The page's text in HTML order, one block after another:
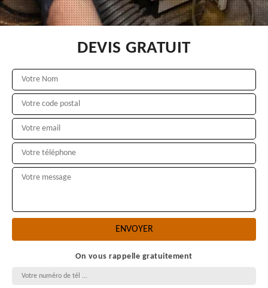
DEVIS GRATUIT
On vous rappelle gratuitement